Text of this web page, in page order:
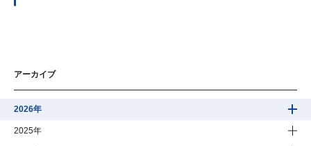
アーカイブ
2026年
2025年